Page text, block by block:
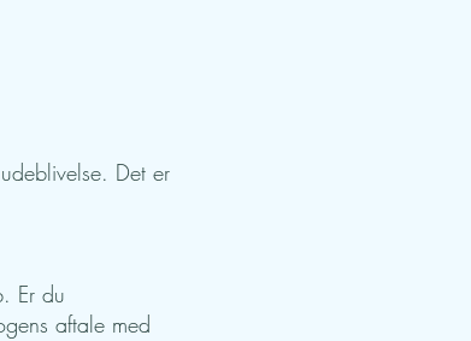
Det er
Er du
aftale med